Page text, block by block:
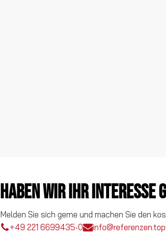
Haben wir Ihr Interesse
Melden Sie sich gerne und machen Sie den
+49 221 6699435-0